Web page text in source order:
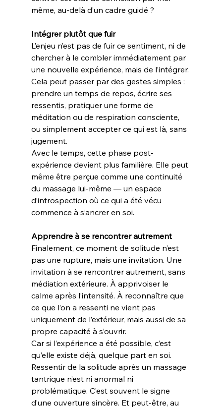
même, au-delà d’un cadre guidé ?
Intégrer plutôt que fuir
L’enjeu n’est pas de fuir ce sentiment, ni de
chercher à le combler immédiatement par
une nouvelle expérience, mais de l’intégrer.
Cela peut passer par des gestes simples :
prendre un temps de repos, écrire ses
ressentis, pratiquer une forme de
méditation ou de respiration consciente,
ou simplement accepter ce qui est là, sans
jugement.
Avec le temps, cette phase post-
expérience devient plus familière. Elle peut
même être perçue comme une continuité
du massage lui-même — un espace
d’introspection où ce qui a été vécu
commence à s’ancrer en soi.
Apprendre à se rencontrer autrement
Finalement, ce moment de solitude n’est
pas une rupture, mais une invitation. Une
invitation à se rencontrer autrement, sans
médiation extérieure. À apprivoiser le
calme après l’intensité. À reconnaître que
ce que l’on a ressenti ne vient pas
uniquement de l’extérieur, mais aussi de sa
propre capacité à s’ouvrir.
Car si l’expérience a été possible, c’est
qu’elle existe déjà, quelque part en soi.
Ressentir de la solitude après un massage
tantrique n’est ni anormal ni
problématique. C’est souvent le signe
d’une ouverture sincère. Et peut-être, au